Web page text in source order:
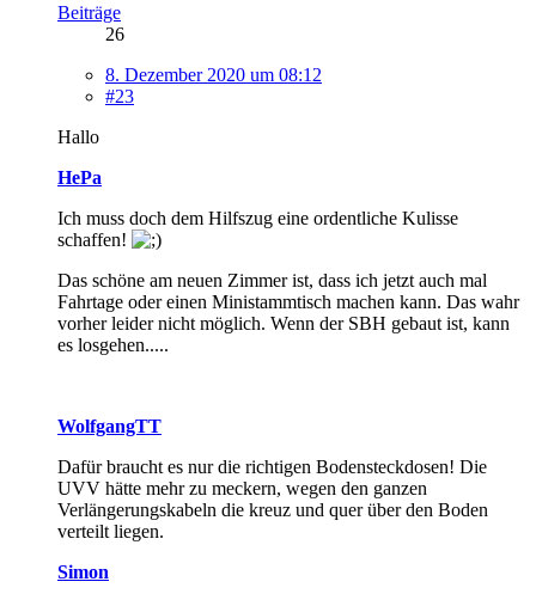
Beiträge
26
8. Dezember 2020 um 08:12
#23
Hallo
HePa
Ich muss doch dem Hilfszug eine ordentliche Kulisse
schaffen!
Das schöne am neuen Zimmer ist, dass ich jetzt auch mal
Fahrtage oder einen Ministammtisch machen kann. Das wahr
vorher leider nicht möglich. Wenn der SBH gebaut ist, kann
es losgehen.....
WolfgangTT
Dafür braucht es nur die richtigen Bodensteckdosen! Die
UVV hätte mehr zu meckern, wegen den ganzen
Verlängerungskabeln die kreuz und quer über den Boden
verteilt liegen.
Simon